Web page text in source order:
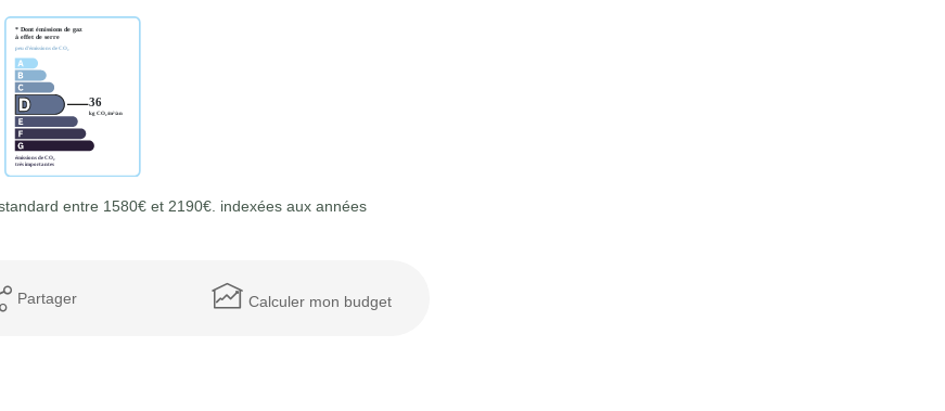
entre 1580€ et 2190€. indexées aux années
Partager Calculer mon budget